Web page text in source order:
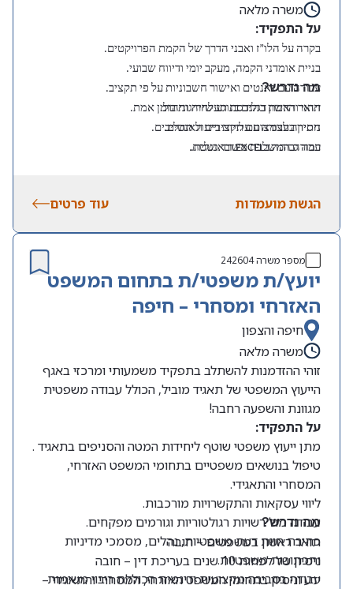
משרה מלאה
על התפקיד:
בקרה על הלו”ז ואבני הדרך של הקמת הפרויקטים.
בניית אומדני הקמה, מעקב יומי ודיווח שבועי.
עבודה עם גאנטים ואישור חשבוניות על פי תקציב.
זיהוי והרמת דגלים בנוגע לחריגות בזמן אמת.
חתירה לצמצום עלויות וייעול תהליכים.
עבודה המשלבת משרד ושטח.
מה נדרש?
תואר ראשון בהנדסת תעשייה וניהול.
ניסיון בעבודה עם תקציבים וגאנטים.
רמה גבוהה בEXCELובאנגלית.
הגשת מועמדות עוד פרטים
מספר משרה242604
יועץ/ת משפטי/ת בתחום המשפט
האזרחי ומסחרי – חיפה
חיפה והצפון
משרה מלאה
זוהי ההזדמנות להשתלב בתפקיד משמעותי ומרכזי באגף
הייעוץ המשפטי של תאגיד מוביל, הכולל עבודה משפטית
מגוונת והשפעה רחבה!
על התפקיד:
מתן ייעוץ משפטי שוטף ליחידות המטה והסניפים בתאגיד .
טיפול בנושאים משפטיים בתחומי המשפט האזרחי,
המסחרי והתאגידי.
ליווי עסקאות והתקשרויות מורכבות.
עבודה מול רשויות רגולטוריות וגורמים מפקחים.
כתיבת חוות דעת משפטיות, נהלים, מסמכי מדיניות
ותכתובות משפטיות.
עבודה בסביבה מקצועית ודינמית הכוללת ריבוי משימות
מה נדרש?
תואר ראשון במשפטים – חובה
ניסיון של לפחות 10 שנים בעריכת דין – חובה
ידע וניסיון בתחומי המשפט האזרחי, המסחרי והתאגידי –